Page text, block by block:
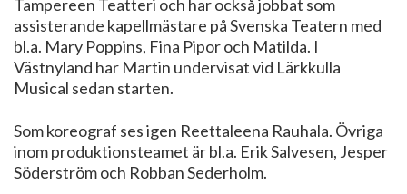
Tampereen Teatteri och har också jobbat som
assisterande kapellmästare på Svenska Teatern med
bl.a. Mary Poppins, Fina Pipor och Matilda. I
Västnyland har Martin undervisat vid Lärkkulla
Musical sedan starten.
Som koreograf ses igen Reettaleena Rauhala. Övriga
inom produktionsteamet är bl.a. Erik Salvesen, Jesper
Söderström och Robban Sederholm.